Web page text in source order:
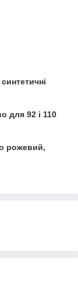
для 92 і 110
рожевий,